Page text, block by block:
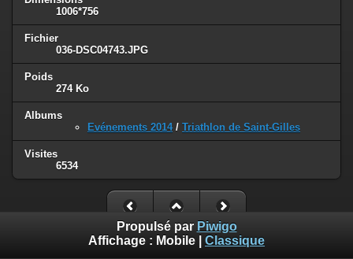
1006*756
Fichier
036-DSC04743.JPG
Poids
274 Ko
Albums
Evénements 2014/ Triathlon de Saint-Gilles
Visites
6534
Propulsé par Piwigo
Affichage : Mobile Classique